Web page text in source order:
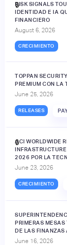
RISK SIGNALS
IDENTIDAD E IA
FINANCIERO
August 6, 2026
CRECIMIENTO
🔒
TOPPAN
PREMIUM CON LA
June 25, 2026
RELEASES
ACI WORLDWIDE
2026 POR LA
June 23, 2026
CRECIMIENTO
🔒
PRIMERAS MESAS
DE LAS FINANZAS
June 16, 2026